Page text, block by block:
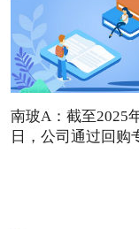
南玻A：截至2025
日，公司通过回购